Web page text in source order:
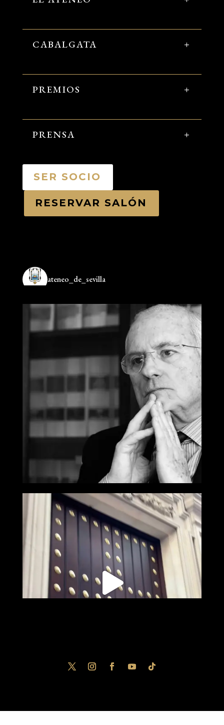
CABALGATA
PREMIOS
PRENSA
SER SOCIO
RESERVAR SALÓN
ateneo_de_sevilla